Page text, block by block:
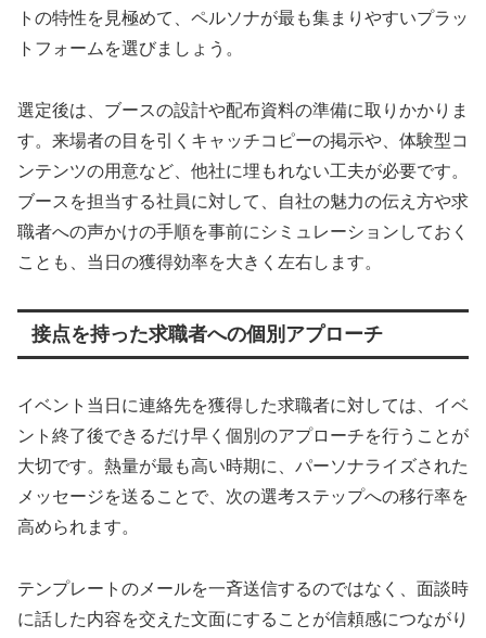
トの特性を見極めて、ペルソナが最も集まりやすいプラッ
トフォームを選びましょう。
選定後は、ブースの設計や配布資料の準備に取りかかりま
す。来場者の目を引くキャッチコピーの掲示や、体験型コ
ンテンツの用意など、他社に埋もれない工夫が必要です。
ブースを担当する社員に対して、自社の魅力の伝え方や求
職者への声かけの手順を事前にシミュレーションしておく
ことも、当日の獲得効率を大きく左右します。
接点を持った求職者への個別アプローチ
イベント当日に連絡先を獲得した求職者に対しては、イベ
ント終了後できるだけ早く個別のアプローチを行うことが
大切です。熱量が最も高い時期に、パーソナライズされた
メッセージを送ることで、次の選考ステップへの移行率を
高められます。
テンプレートのメールを一斉送信するのではなく、面談時
に話した内容を交えた文面にすることが信頼感につながり